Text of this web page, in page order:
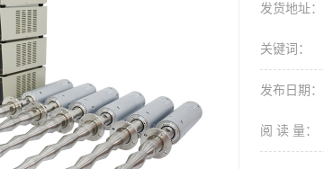
发货地址：
关键词：
发布日期：
阅 读 量：